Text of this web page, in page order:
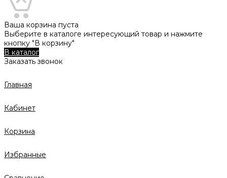
Ваша корзина пуста
Выберите в каталоге интересующий товар и нажмите
кнопку "В корзину"
В каталог
Заказать звонок
Главная
Кабинет
Корзина
Избранные